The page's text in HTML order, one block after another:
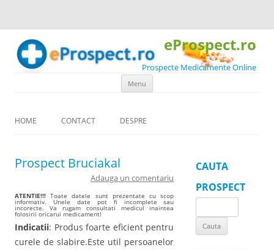
eProspect.ro
Prospecte Medicamente Online
Menu
HOME CONTACT DESPRE
Prospect Bruciakal
Adauga un comentariu
ATENTIE!!! Toate datele sunt prezentate cu scop
informativ. Unele date pot fi incomplete sau
incorecte. Va rugam consultati medicul inaintea
folosirii oricarui medicament!
Indicatii: Produs foarte eficient pentru
curele de slabire.Este util persoanelor
CAUTA
PROSPECT
for: